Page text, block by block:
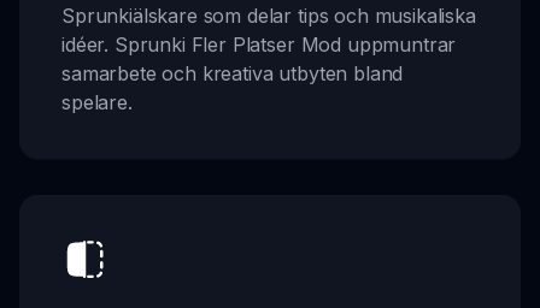
Sprunkiälskare som delar tips och musikaliska
idéer. Sprunki Fler Platser Mod uppmuntrar
samarbete och kreativa utbyten bland
spelare.